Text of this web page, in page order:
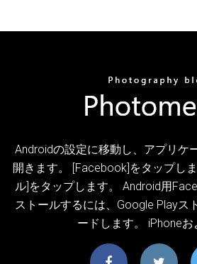
Androidの設定に移動し、アプリケ
開きます。 [Facebook]をタップし
ル]をタップします。 Android用
ストールするには、Google Playス
ードします。 iPhoneお